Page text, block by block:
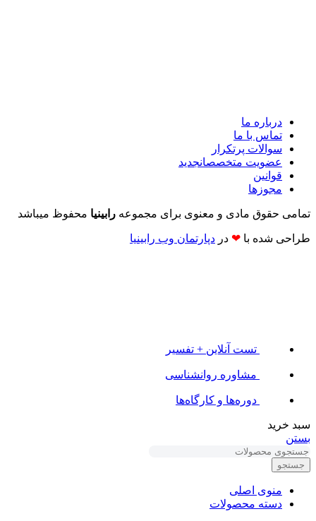
درباره ما
تماس با ما
سوالات پرتکرار
عضویت متخصصانجدید
قوانین
مجوزها
تمامی حقوق مادی و معنوی برای مجموعه رابینیا محفوظ میباشد
طراحی شده با ❤ در دپارتمان وب رابینیا​​
تست آنلاین + تفسیر
مشاوره روانشناسی
دوره‌ها و کارگاه‌ها
سبد خرید
بستن
جستجو
منوی اصلی
دسته محصولات